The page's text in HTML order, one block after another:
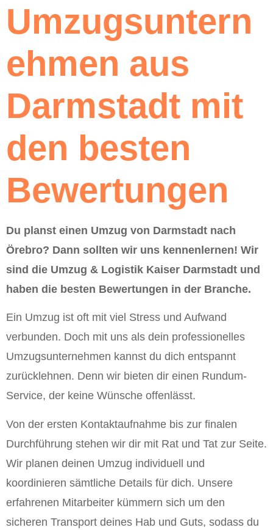
Umzugsuntern
ehmen aus
Darmstadt mit
den besten
Bewertungen
Du planst einen Umzug von Darmstadt nach
Örebro? Dann sollten wir uns kennenlernen! Wir
sind die Umzug & Logistik Kaiser Darmstadt und
haben die besten Bewertungen in der Branche.
Ein Umzug ist oft mit viel Stress und Aufwand
verbunden. Doch mit uns als dein professionelles
Umzugsunternehmen kannst du dich entspannt
zurücklehnen. Denn wir bieten dir einen Rundum-
Service, der keine Wünsche offenlässt.
Von der ersten Kontaktaufnahme bis zur finalen
Durchführung stehen wir dir mit Rat und Tat zur Seite.
Wir planen deinen Umzug individuell und
koordinieren sämtliche Details für dich. Unsere
erfahrenen Mitarbeiter kümmern sich um den
sicheren Transport deines Hab und Guts, sodass du